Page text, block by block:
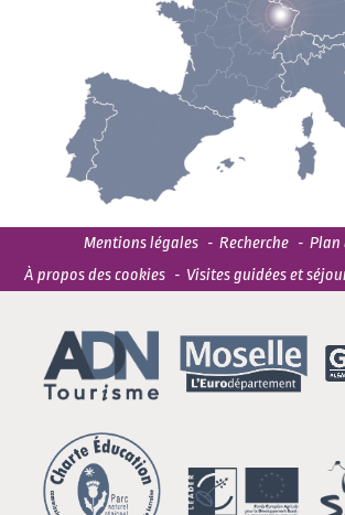
Mentions légales Recherche
Plan
À propos des cookies
Visites guidées et